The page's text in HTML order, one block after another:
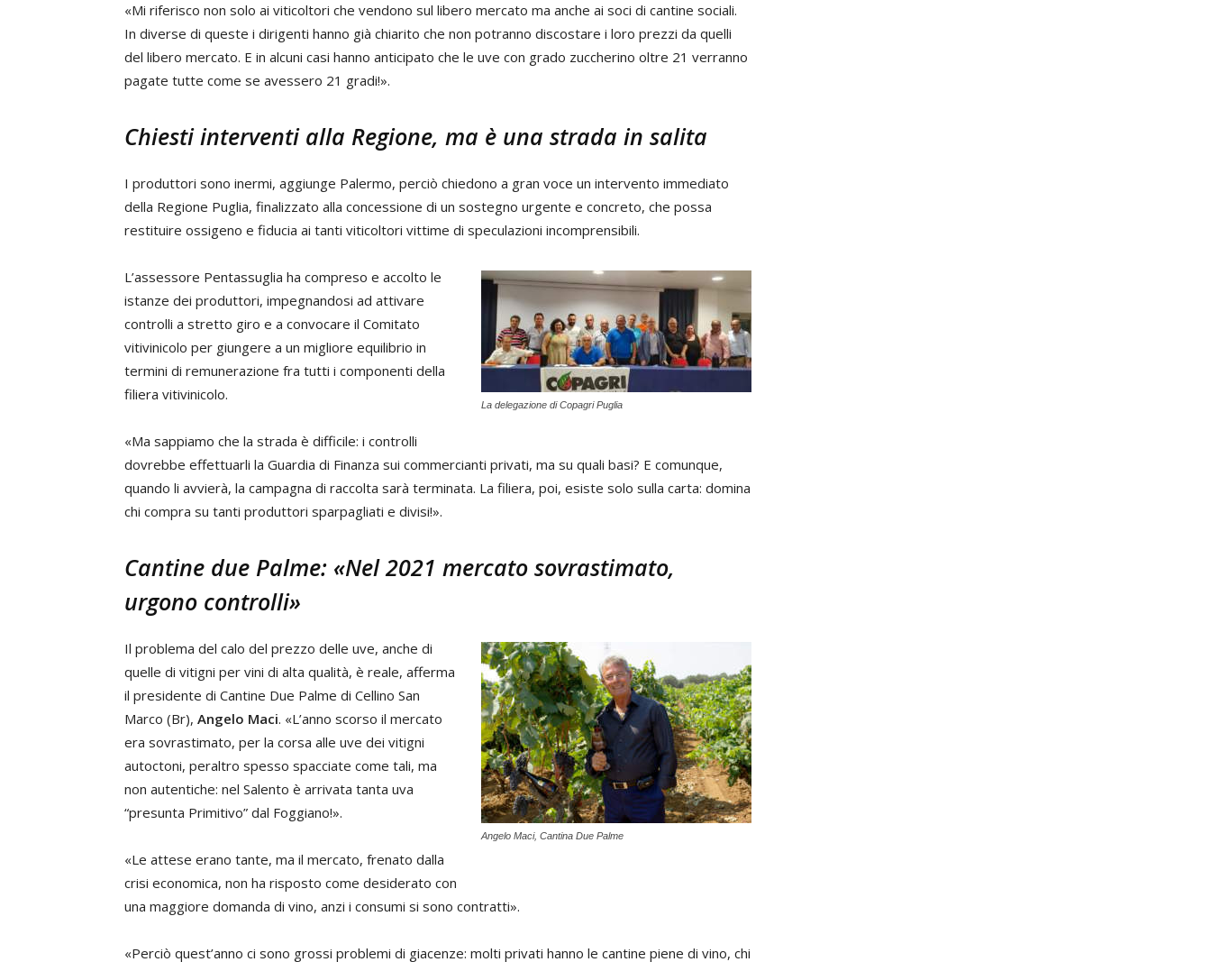
«Mi riferisco non solo ai viticoltori che vendono sul libero mercato ma anche ai soci di cantine sociali.
In diverse di queste i dirigenti hanno già chiarito che non potranno discostare i loro prezzi da quelli
del libero mercato. E in alcuni casi hanno anticipato che le uve con grado zuccherino oltre 21 verranno
pagate tutte come se avessero 21 gradi!».
Chiesti interventi alla Regione, ma è una strada in salita
I produttori sono inermi, aggiunge Palermo, perciò chiedono a gran voce un intervento immediato
della Regione Puglia, finalizzato alla concessione di un sostegno urgente e concreto, che possa
restituire ossigeno e fiducia ai tanti viticoltori vittime di speculazioni incomprensibili.
La delegazione di Copagri Puglia
L’assessore Pentassuglia ha compreso e accolto le
istanze dei produttori, impegnandosi ad attivare
controlli a stretto giro e a convocare il Comitato
vitivinicolo per giungere a un migliore equilibrio in
termini di remunerazione fra tutti i componenti della
filiera vitivinicolo.
«Ma sappiamo che la strada è difficile: i controlli
dovrebbe effettuarli la Guardia di Finanza sui commercianti privati, ma su quali basi? E comunque,
quando li avvierà, la campagna di raccolta sarà terminata. La filiera, poi, esiste solo sulla carta: domina
chi compra su tanti produttori sparpagliati e divisi!».
Cantine due Palme: «Nel 2021 mercato sovrastimato,
urgono controlli»
Angelo Maci, Cantina Due Palme
Il problema del calo del prezzo delle uve, anche di
quelle di vitigni per vini di alta qualità, è reale, afferma
il presidente di Cantine Due Palme di Cellino San
Marco (Br), Angelo Maci. «L’anno scorso il mercato
era sovrastimato, per la corsa alle uve dei vitigni
autoctoni, peraltro spesso spacciate come tali, ma
non autentiche: nel Salento è arrivata tanta uva
“presunta Primitivo” dal Foggiano!».
«Le attese erano tante, ma il mercato, frenato dalla
crisi economica, non ha risposto come desiderato con
una maggiore domanda di vino, anzi i consumi si sono contratti».
«Perciò quest’anno ci sono grossi problemi di giacenze: molti privati hanno le cantine piene di vino, chi